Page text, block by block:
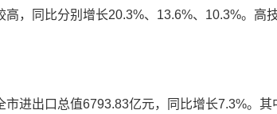
高，同比分别增长20.3%、13.6%、10.3%。高
出口总值6793.83亿元，同比增长7.3%。其